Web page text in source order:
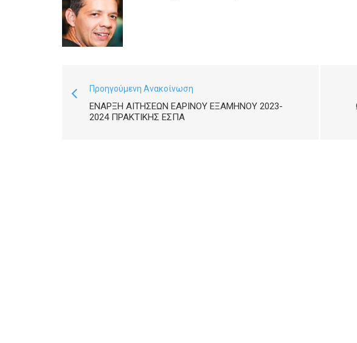
Προηγούμενη Ανακοίνωση
ΈΝΑΡΞΗ ΑΙΤΉΣΕΩΝ ΕΑΡΙΝΟΎ ΕΞΑΜΉΝΟΥ 2023-
2024 ΠΡΑΚΤΙΚΉΣ ΕΣΠΑ